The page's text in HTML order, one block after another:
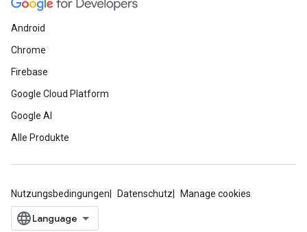
Android
Chrome
Firebase
Google Cloud Platform
Google AI
Alle Produkte
Nutzungsbedingungen Datenschutz Manage cookies